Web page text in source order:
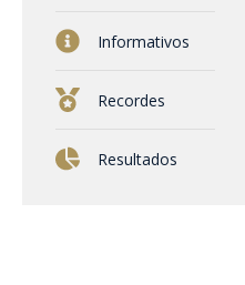
Informativos
Recordes
Resultados